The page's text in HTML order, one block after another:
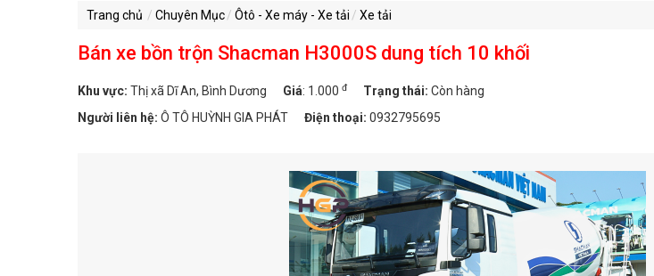
Trang chủ Chuyên Mục Ôtô - Xe máy - Xe tải Xe tải
Bán xe bồn trộn Shacman H3000S dung tích 10 khối
Khu vực: Thị xã Dĩ An, Bình Dương Giá: 1.000 đ Trạng thái: Còn hàng
Người liên hệ: Ô TÔ HUỲNH GIA PHÁT Điện thoại: 0932795695